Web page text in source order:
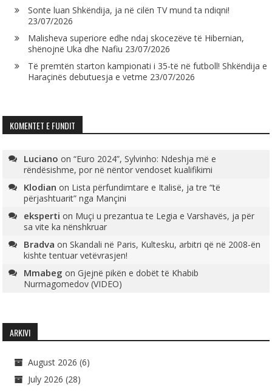
Sonte luan Shkëndija, ja në cilën TV mund ta ndiqni!
23/07/2026
Malisheva superiore edhe ndaj skocezëve të Hibernian,
shënojnë Uka dhe Nafiu 23/07/2026
Të premtën starton kampionati i 35-të në futboll! Shkëndija e
Haraçinës debutuesja e vetme 23/07/2026
KOMENTET E FUNDIT
Luciano on“Euro 2024”, Sylvinho: Ndeshja më e
rëndësishme, por në nëntor vendoset kualifikimi
Klodian on Lista përfundimtare e Italisë, ja tre “të
përjashtuarit” nga Mançini
eksperti on Muçi u prezantua te Legia e Varshavës, ja për
sa vite ka nënshkruar
Bradva onSkandali në Paris, Kultesku, arbitri që në 2008-ën
kishte tentuar vetëvrasjen!
Mmabeg onGjejnë pikën e dobët të Khabib
Nurmagomedov (VIDEO)
ARKIVI
August 2026 (6)
July 2026 (28)